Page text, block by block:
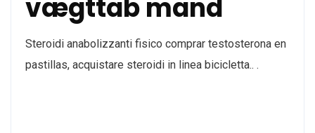
vægttab mand
Steroidi anabolizzanti fisico comprar testosterona en
pastillas, acquistare steroidi in linea bicicletta.. .